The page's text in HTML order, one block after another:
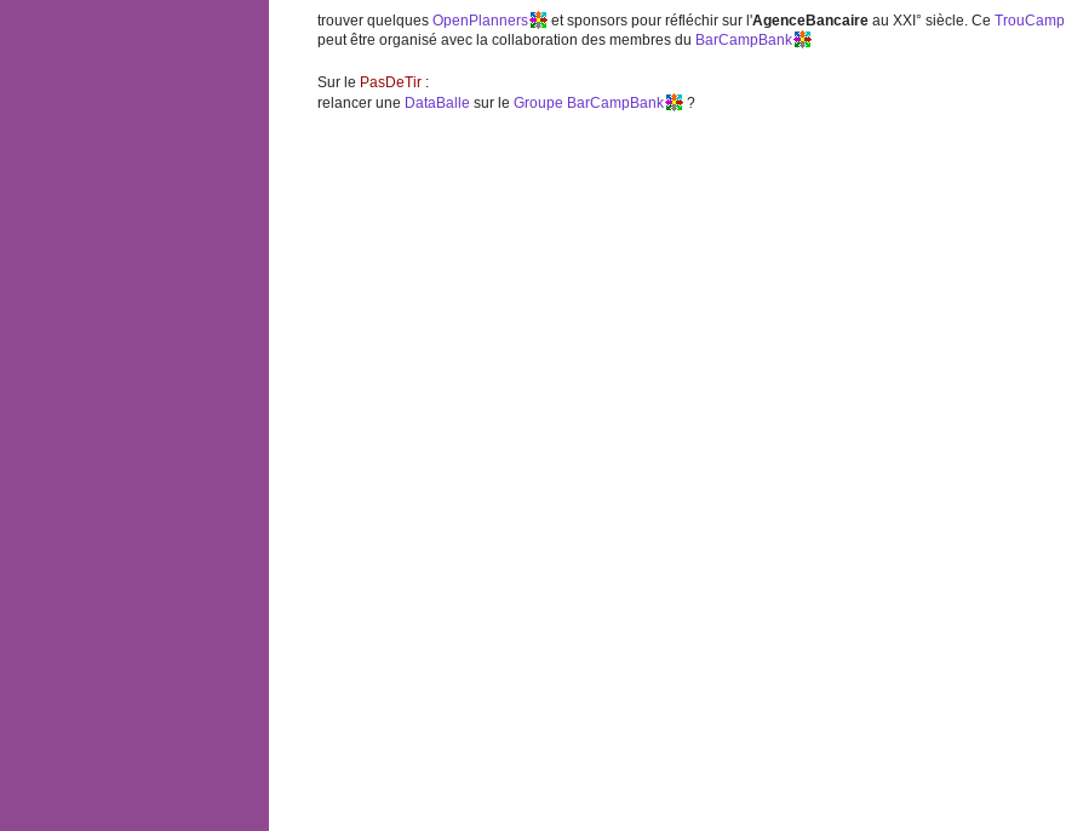
trouver quelques OpenPlanners et sponsors pour réfléchir sur l'AgenceBancaire au XXI° siècle. Ce TrouCamp
peut être organisé avec la collaboration des membres du BarCampBank
Sur le PasDeTir :
relancer une DataBalle sur le Groupe BarCampBank ?